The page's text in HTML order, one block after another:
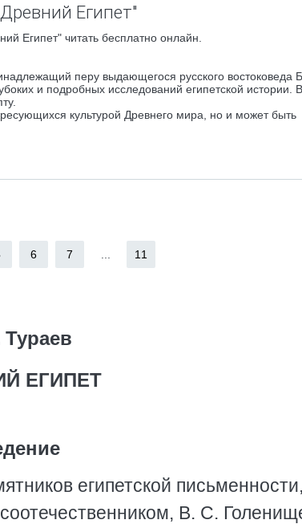
Египет"
Египет" читать бесплатно онлайн.
перу выдающегося русского востоковеда
и подробных исследований египетской истории.
культурой Древнего мира, но и может быть
6 7 11
ЕГИПЕТ
египетской письменности,
В. С.